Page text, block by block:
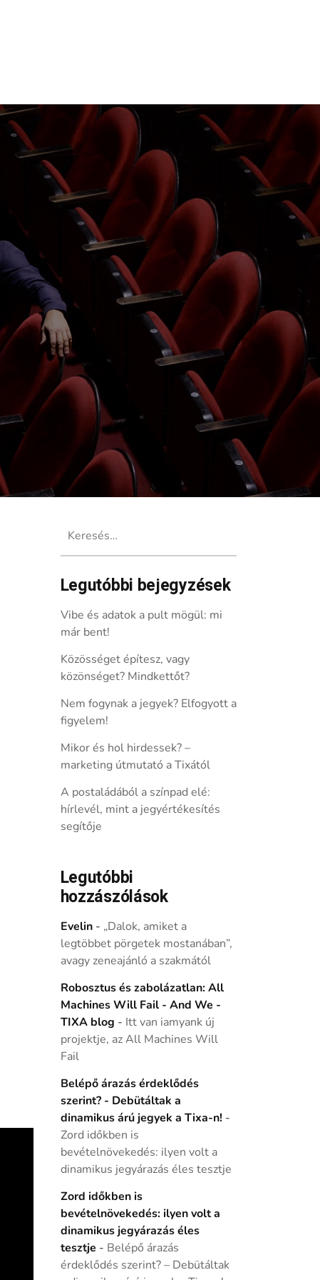
Legutóbbi bejegyzések
Vibe és adatok a pult mögül: mi
már bent!
Közösséget építesz, vagy
közönséget? Mindkettőt?
Nem fogynak a jegyek? Elfogyott a
figyelem!
Mikor és hol hirdessek? –
marketing útmutató a Tixától
A postaládából a színpad elé:
hírlevél, mint a jegyértékesítés
segítője
Legutóbbi
hozzászólások
Evelin- „Dalok, amiket a
legtöbbet pörgetek mostanában”,
avagy zeneajánló a szakmától
Robosztus és zabolázatlan: All
Machines Will Fail - And We -
TIXA blog - Itt van iamyank új
projektje, az All Machines Will
Fail
Belépő árazás érdeklődés
szerint? - Debütáltak a
dinamikus árú jegyek a Tixa-n! -
Zord időkben is
bevételnövekedés: ilyen volt a
dinamikus jegyárazás éles tesztje
Zord időkben is
bevételnövekedés: ilyen volt a
dinamikus jegyárazás éles
tesztje - Belépő árazás
érdeklődés szerint? – Debütáltak